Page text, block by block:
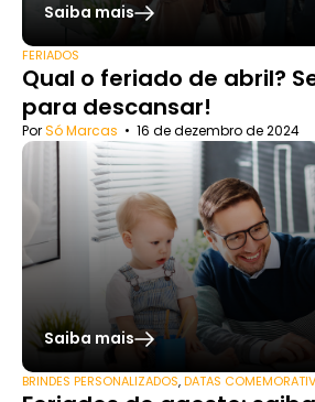
Saiba mais
FERIADOS
Qual o feriado de abril?
para descansar!
PorSó Marcas • 16 de dezembro de 2024
Saiba mais
BRINDES PERSONALIZADOS,DATAS